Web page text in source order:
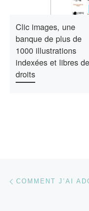
Clic images, une
banque de plus de
1000 illustrations
indexées et libres de
droits
Parcourir
COMMENT J’AI